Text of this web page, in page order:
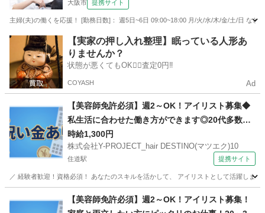
大阪市 提携サイト
主婦(夫)の働くを応援！ [勤務日数]： 週5日~6日 09:00~18:00 月/火/水/木/金/土/日 な
大阪 大阪市 美容師
【実家の押し入れ整理】眠っている人形あ
りませんか？
状態が悪くてもOK🙆‍♀️査定0円‼️
COYASH Ad
【美容師免許必須】週2～OK！アイリスト募集◆
私生活に合わせた働き方ができます◎20代多数活
躍中♪
時給1,300円
株式会社Y-PROJECT_hair DESTINO(マツエク)10
住道駅 提携サイト
／ 経験者歓迎！資格必須！ あなたのスキルを活かして、 アイリストとして活躍しま
住道駅 その他
【美容師免許必須】週2～OK！アイリスト募集！